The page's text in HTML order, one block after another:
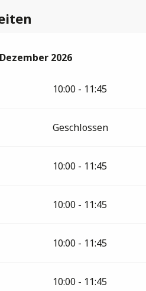
2026bis zum20 Dezember 2026
2026
10:00 - 11:45
Geschlossen
10:00 - 11:45
10:00 - 11:45
10:00 - 11:45
10:00 - 11:45